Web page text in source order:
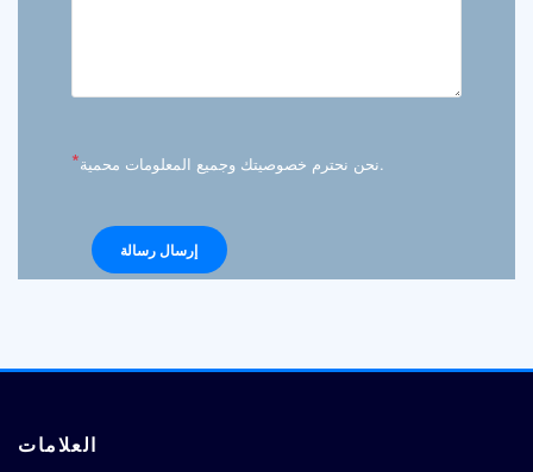
* نحن نحترم خصوصيتك وجميع المعلومات محمية.
العلامات